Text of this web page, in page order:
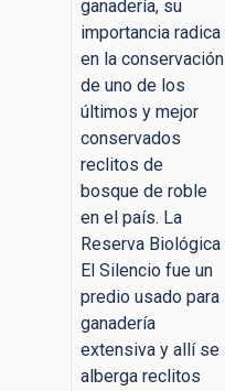
ganadería, su
importancia radica
en la conservación
de uno de los
últimos y mejor
conservados
reclitos de
bosque de roble
en el país. La
Reserva Biológica
El Silencio fue un
predio usado para
ganadería
extensiva y allí se
alberga reclitos